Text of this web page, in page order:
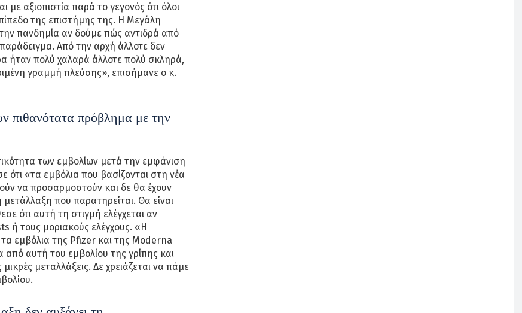
με αξιοπιστία παρά το γεγονός ότι όλοι
της επιστήμης της. Η Μεγάλη
πανδημία αν δούμε πώς αντιδρά από
Από την αρχή άλλοτε δεν
ήταν πολύ χαλαρά άλλοτε πολύ σκληρά,
γραμμή πλεύσης», επισήμανε ο κ.
πιθανότατα πρόβλημα με την
των εμβολίων μετά την εμφάνιση
ότι «τα εμβόλια που βασίζονται στη νέα
να προσαρμοστούν και δε θα έχουν
που παρατηρείται. Θα είναι
ότι αυτή τη στιγμή ελέγχεται αν
ή τους μοριακούς ελέγχους. «Η
εμβόλια της Pfizer και της Moderna
από αυτή του εμβολίου της γρίπης και
μικρές μεταλλάξεις. Δε χρειάζεται να πάμε